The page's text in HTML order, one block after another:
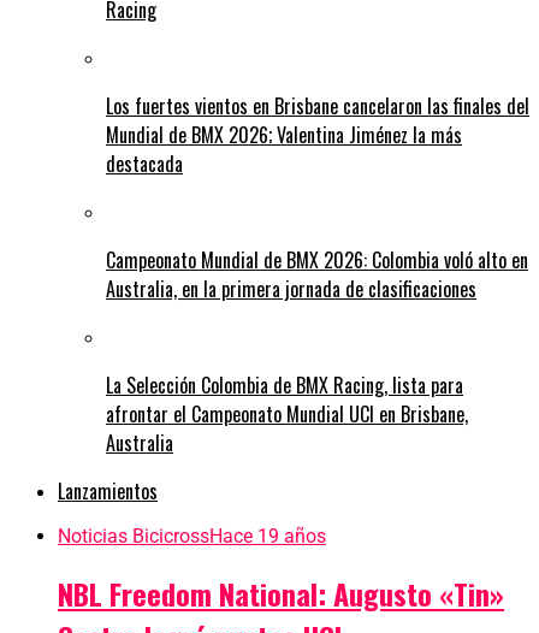
Racing
Los fuertes vientos en Brisbane cancelaron las finales del
Mundial de BMX 2026; Valentina Jiménez la más
destacada
Campeonato Mundial de BMX 2026: Colombia voló alto en
Australia, en la primera jornada de clasificaciones
La Selección Colombia de BMX Racing, lista para
afrontar el Campeonato Mundial UCI en Brisbane,
Australia
Lanzamientos
Noticias BicicrossHace 19 años
NBL Freedom National: Augusto «Tin»